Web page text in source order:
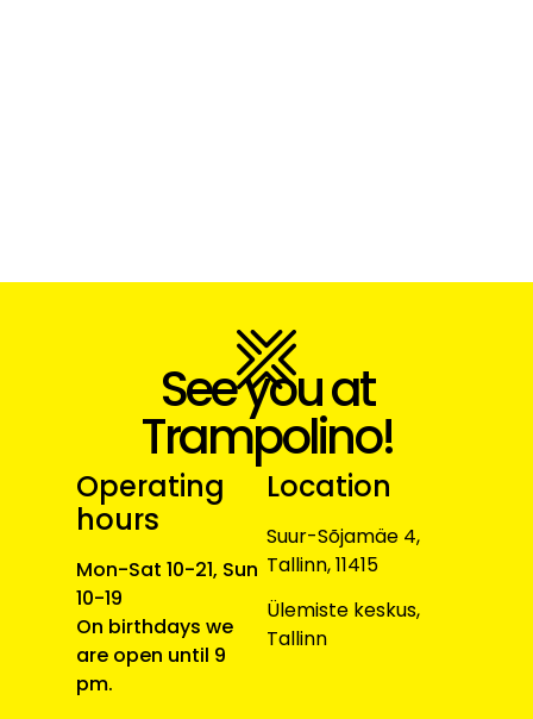
See you at
Trampolino!
Operating
hours
Mon-Sat 10-21, Sun
10-19
On birthdays we
are open until 9
pm.
Location
Suur-Sõjamäe 4,
Tallinn, 11415
Ülemiste keskus,
Tallinn